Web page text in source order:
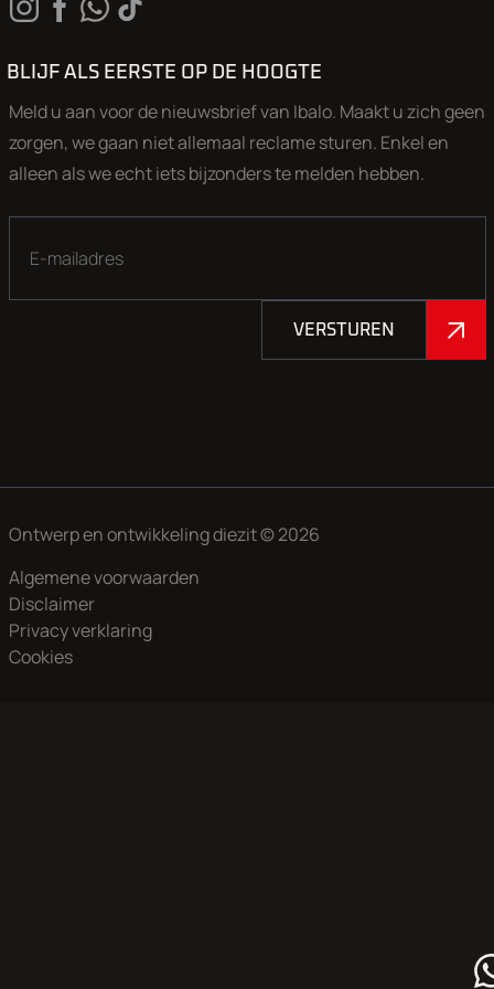
Onze showroom is zondag t/m donderdag op afspraak
Op vrijdag ben u van harte welkom van 9.00 uur tot 18.00
op zaterdag van 9.00 tot 17.00 uur.
Aan onze advertenties is de grootst mogelijke zorg besteed,
ontleend.
BLIJF ALS EERSTE OP DE HOOGTE
Meld u aan voor de nieuwsbrief van Ibalo. Maakt u zich geen
zorgen, we gaan niet allemaal reclame sturen. Enkel en
alleen als we echt iets bijzonders te melden hebben.
VERSTUREN
Ontwerp en ontwikkelingdiezit© 2026
Algemene voorwaarden
Disclaimer
Privacy verklaring
Cookies